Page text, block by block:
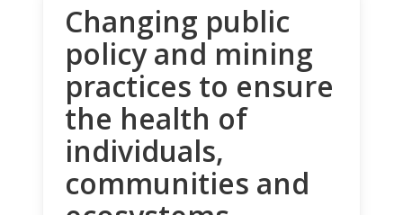
Changing public
policy and mining
practices to ensure
the health of
individuals,
communities and